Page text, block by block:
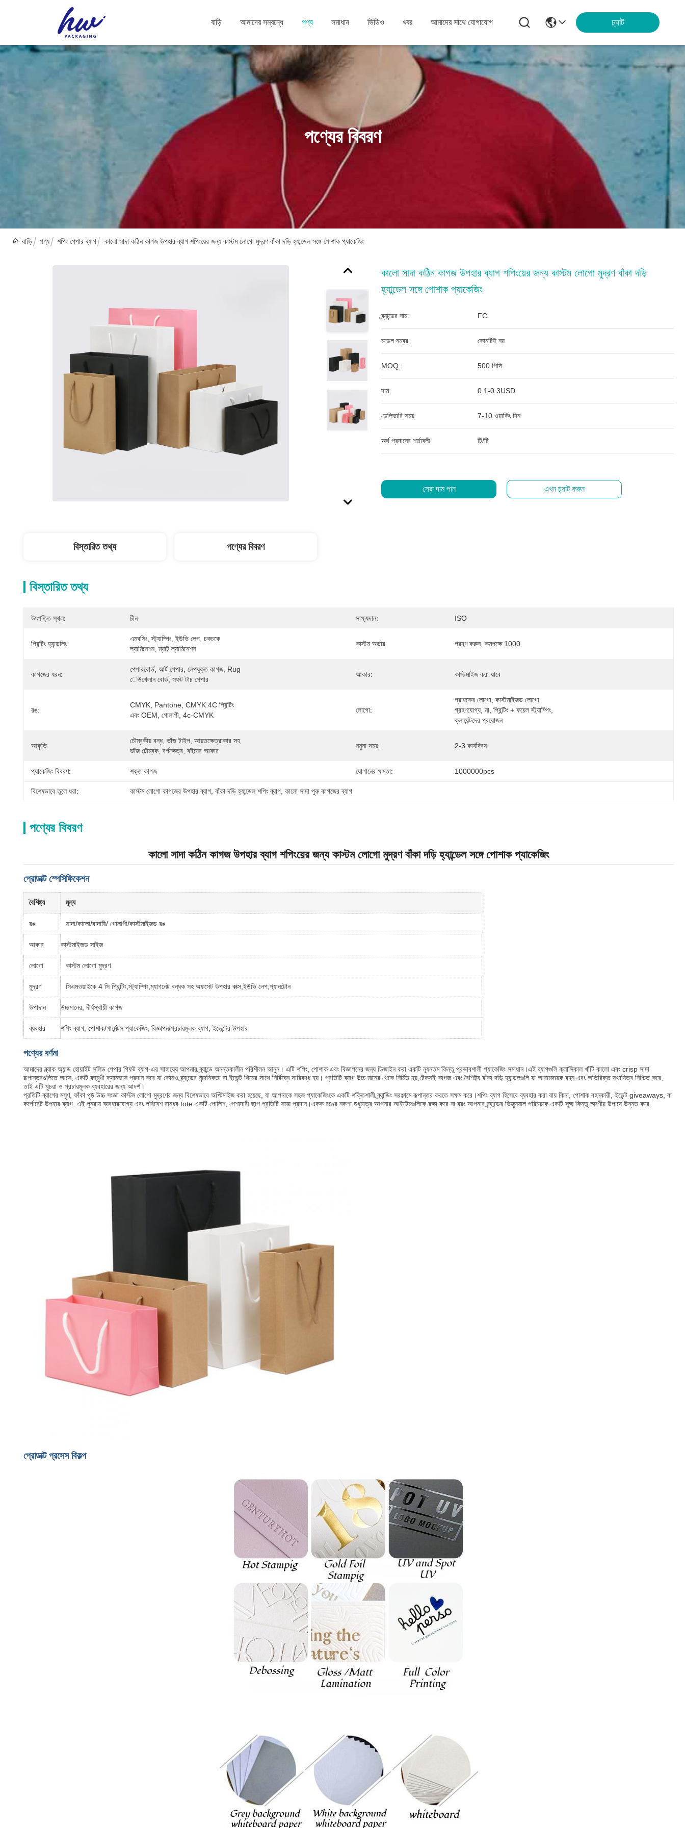
বাড়ি আমাদের সম্বন্ধে পণ্য সমাধান ভিডিও খবর আমাদের সাথে যোগাযোগ চ্যাট
পণ্যের বিবরণ
বাড়ি পণ্য শপিং পেপার ব্যাগ কালো সাদা কঠিন কাগজ উপহার ব্যাগ শপিংয়ের জন্য কাস্টম লোগো মুদ্রণ বাঁকা দড়ি হ্যান্ডেল সঙ্গে পোশাক প্যাকেজিং
কালো সাদা কঠিন কাগজ উপহার ব্যাগ শপিংয়ের জন্য কাস্টম লোগো মুদ্রণ বাঁকা দড়ি
হ্যান্ডেল সঙ্গে পোশাক প্যাকেজিং
ব্র্যান্ডের নাম: FC
মডেল নম্বর: কোনটিই নয়
MOQ: 500 পিসি
দাম: 0.1-0.3USD
ডেলিভারি সময়: 7-10 ওয়ার্কিং দিন
অর্থ প্রদানের শর্তাবলী: টি/টি
সেরা দাম পান এখন চ্যাট করুন
বিস্তারিত তথ্য পণ্যের বিবরণ
বিস্তারিত তথ্য
উৎপত্তি স্থল: চীন সাক্ষ্যদান: ISO
প্রিন্টিং হ্যান্ডলিং:
এমবসিং, স্ট্যাম্পিং, ইউভি লেপ, চকচকে
ল্যামিনেশন, ম্যাট ল্যামিনেশন
কাস্টম অর্ডার: গ্রহণ করুন, কমপক্ষে 1000
কাগজের ধরন:
পেপারবোর্ড, আর্ট পেপার, লেপযুক্ত কাগজ, Rug
েউখেলান বোর্ড, সফট টাচ পেপার
আকার: কাস্টমাইজ করা যাবে
রঙ:
CMYK, Pantone, CMYK 4C প্রিন্টিং
এবং OEM, গোলাপী, 4c-CMYK
লোগো:
গ্রাহকের লোগো, কাস্টমাইজড লোগো
গ্রহণযোগ্য, না, প্রিন্টিং + ফয়েল স্ট্যাম্পিং,
ক্লায়েন্টদের প্রয়োজন
আকৃতি:
চৌম্বকীয় বন্ধ, ভাঁজ টাইপ, আয়তক্ষেত্রাকার সহ
ভাঁজ চৌম্বক, বর্গক্ষেত্র, বইয়ের আকার
নমুনা সময়: 2-3 কার্যদিবস
প্যাকেজিং বিবরণ: শক্ত কাগজ যোগানের ক্ষমতা: 1000000pcs
বিশেষভাবে তুলে ধরা: কাস্টম লোগো কাগজের উপহার ব্যাগ বাঁকা দড়ি হ্যান্ডেল শপিং ব্যাগ কালো সাদা পুরু কাগজের ব্যাগ
পণ্যের বিবরণ
কালো সাদা কঠিন কাগজ উপহার ব্যাগ শপিংয়ের জন্য কাস্টম লোগো মুদ্রণ বাঁকা দড়ি হ্যান্ডেল সঙ্গে পোশাক প্যাকেজিং
প্রোডাক্ট স্পেসিফিকেশন
বৈশিষ্ট্য মূল্য
রঙ সাদা/কালো/বাদামী/ গোলাপী/কাস্টমাইজড রঙ
আকার কাস্টমাইজড সাইজ
লোগো কাস্টম লোগো মুদ্রণ
মুদ্রণ সিএমওয়াইকে 4 সি প্রিন্টিং,স্ট্যাম্পিং,ম্যাগনেট বন্ধক সহ অফসেট উপহার বাক্স,ইউভি লেপ,প্যানটোন
উপাদান উচ্চমানের, দীর্ঘস্থায়ী কাগজ
ব্যবহার শপিং ব্যাগ, পোশাক/গার্মেন্টস প্যাকেজিং, বিজ্ঞাপন/প্রচারমূলক ব্যাগ, ইভেন্টের উপহার
পণ্যের বর্ণনা
আমাদের ব্ল্যাক অ্যান্ড হোয়াইট সলিড পেপার গিফট ব্যাগ-এর সাহায্যে আপনার ব্র্যান্ডে অনন্তকালীন পরিশীলন আনুন। এটি শপিং, পোশাক এবং বিজ্ঞাপনের জন্য ডিজাইন করা একটি ন্যূনতম কিন্তু প্রভাবশালী প্যাকেজিং সমাধান।এই ব্যাগগুলি ক্লাসিকাল খাঁটি কালো এবং crisp সাদা
রূপান্তরগুলিতে আসে, একটি বহুমুখী ক্যানভাস প্রদান করে যা কোনও ব্র্যান্ডের নান্দনিকতা বা ইভেন্ট থিমের সাথে নির্বিঘ্নে সারিবদ্ধ হয়। প্রতিটি ব্যাগ উচ্চ মানের থেকে নির্মিত হয়,টেকসই কাগজ এবং বৈশিষ্ট্য বাঁকা দড়ি হ্যান্ডলগুলি যা আরামদায়ক বহন এবং অতিরিক্ত স্থায়িত্ব নিশ্চিত করে,
তাই এটি খুচরা ও প্রচারমূলক ব্যবহারের জন্য আদর্শ।
প্রতিটি ব্যাগের মসৃণ, ফাঁকা পৃষ্ঠ উচ্চ সংজ্ঞা কাস্টম লোগো মুদ্রণের জন্য বিশেষভাবে অপ্টিমাইজ করা হয়েছে, যা আপনাকে সহজ প্যাকেজিংকে একটি শক্তিশালী ব্র্যান্ডিং সরঞ্জামে রূপান্তর করতে সক্ষম করে।শপিং ব্যাগ হিসেবে ব্যবহার করা যায় কিনা, পোশাক বহনকারী, ইভেন্ট giveaways, বা
কর্পোরেট উপহার ব্যাগ, এই পুনরায় ব্যবহারযোগ্য এবং পরিবেশ বান্ধব tote একটি পোলিশ, পেশাদারী ছাপ প্রতিটি সময় প্রদান।একক রঙের নকশা শুধুমাত্র আপনার আইটেমগুলিকে রক্ষা করে না বরং আপনার ব্র্যান্ডের ভিজ্যুয়াল পরিচয়কে একটি সূক্ষ্ম কিন্তু স্মরণীয় উপায়ে উন্নত করে.
প্রোডাক্ট প্রসেস বিকল্প